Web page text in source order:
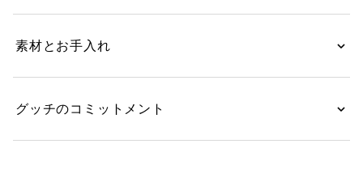
素材とお手入れ
グッチのコミットメント